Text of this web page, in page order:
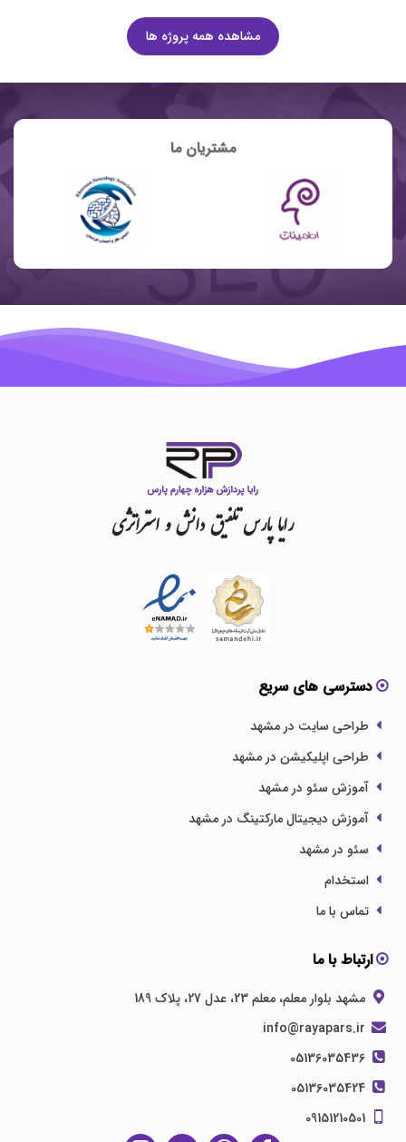
مشاهده همه پروژه ها
مشتریان ما
رایاپارستلفیقدانشواستراتژی
دسترسی های سریع
طراحی سایت در مشهد
طراحی اپلیکیشن در مشهد
آموزش سئو در مشهد
آموزش دیجیتال مارکتینگ در مشهد
سئو در مشهد
استخدام
تماس با ما
ارتباط با ما
مشهد بلوار معلم، معلم 23، عدل 27، پلاک 189
05136035436
05136035424
09151210501